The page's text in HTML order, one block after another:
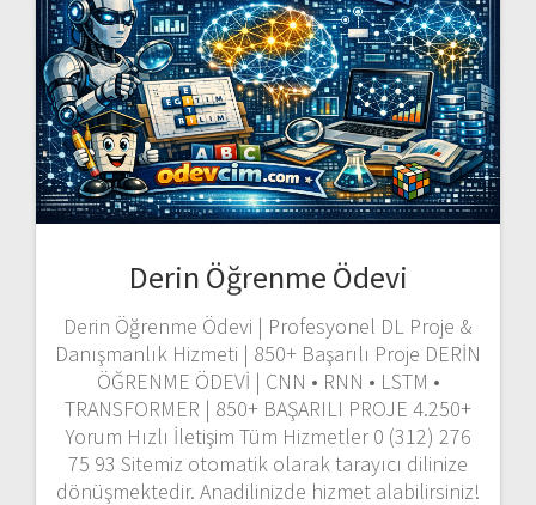
Derin Öğrenme Ödevi
Derin Öğrenme Ödevi | Profesyonel DL Proje &
Danışmanlık Hizmeti | 850+ Başarılı Proje DERİN
ÖĞRENME ÖDEVİ | CNN • RNN • LSTM •
TRANSFORMER | 850+ BAŞARILI PROJE 4.250+
Yorum Hızlı İletişim Tüm Hizmetler 0 (312) 276
75 93 Sitemiz otomatik olarak tarayıcı dilinize
dönüşmektedir. Anadilinizde hizmet alabilirsiniz!